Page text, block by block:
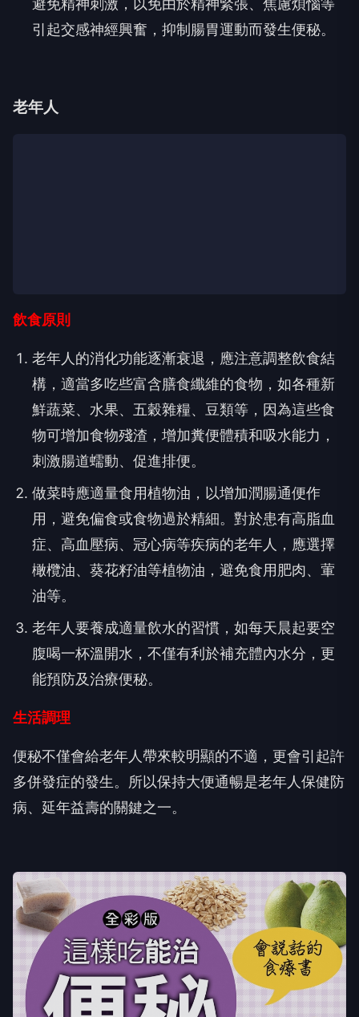
避免精神刺激，以免由於精神緊張、焦慮煩惱等
引起交感神經興奮，抑制腸胃運動而發生便秘。
老年人
飲食原則
老年人的消化功能逐漸衰退，應注意調整飲食結
構，適當多吃些富含膳食纖維的食物，如各種新
鮮蔬菜、水果、五穀雜糧、豆類等，因為這些食
物可增加食物殘渣，增加糞便體積和吸水能力，
刺激腸道蠕動、促進排便。
做菜時應適量食用植物油，以增加潤腸通便作
用，避免偏食或食物過於精細。對於患有高脂血
症、高血壓病、冠心病等疾病的老年人，應選擇
橄欖油、葵花籽油等植物油，避免食用肥肉、葷
油等。
老年人要養成適量飲水的習慣，如每天晨起要空
腹喝一杯溫開水，不僅有利於補充體內水分，更
能預防及治療便秘。
生活調理
便秘不僅會給老年人帶來較明顯的不適，更會引起許
多併發症的發生。所以保持大便通暢是老年人保健防
病、延年益壽的關鍵之一。